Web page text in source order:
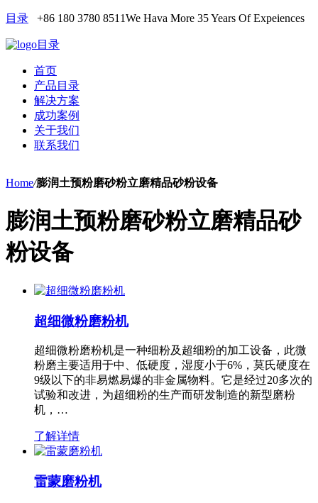
目录 +86 180 3780 8511We Hava More 35 Years Of Expeiences
目录
首页
产品目录
解决方案
成功案例
关于我们
联系我们
Home/膨润土预粉磨砂粉立磨精品砂粉设备
膨润土预粉磨砂粉立磨精品砂
粉设备
超细微粉磨粉机
超细微粉磨粉机是一种细粉及超细粉的加工设备，此微
粉磨主要适用于中、低硬度，湿度小于6%，莫氏硬度在
9级以下的非易燃易爆的非金属物料。它是经过20多次的
试验和改进，为超细粉的生产而研发制造的新型磨粉
机，…
了解详情
雷蒙磨粉机